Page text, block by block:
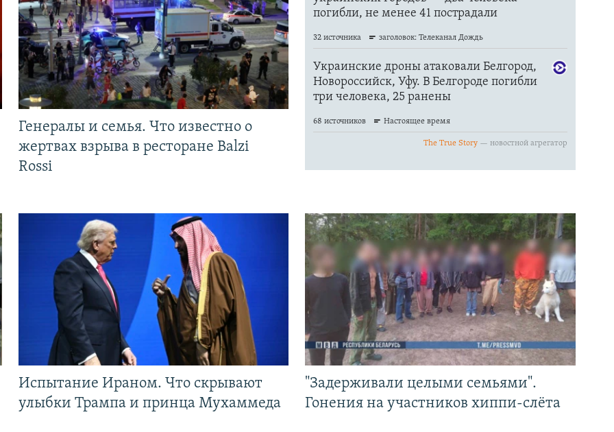
Генералы и семья. Что известно о
жертвах взрыва в ресторане Balzi
Rossi
Испытание Ираном. Что скрывают
улыбки Трампа и принца Мухаммеда
"Задерживали целыми семьями".
Гонения на участников хиппи-слёта